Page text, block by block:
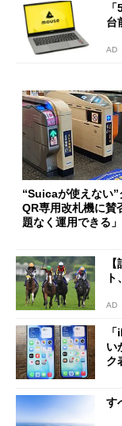
台
AD
“Suicaが使えない”
QR専用改札機に
題なく運用できる
AD
い
ク
す